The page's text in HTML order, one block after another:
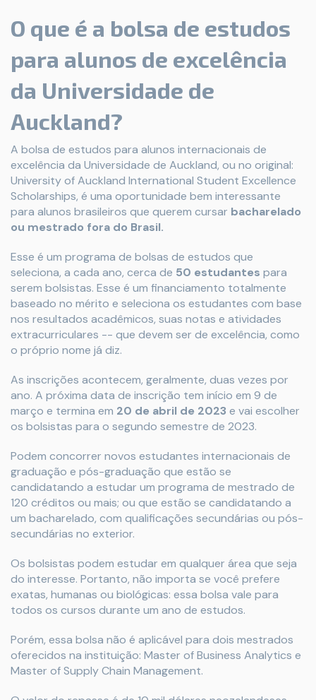
O que é a bolsa de estudos
para alunos de excelência
da Universidade de
Auckland?
A bolsa de estudos para alunos internacionais de
excelência da Universidade de Auckland, ou no original:
University of Auckland International Student Excellence
Scholarships, é uma oportunidade bem interessante
para alunos brasileiros que querem cursar bacharelado
ou mestrado fora do Brasil.
Esse é um programa de bolsas de estudos que
seleciona, a cada ano, cerca de 50 estudantes para
serem bolsistas. Esse é um financiamento totalmente
baseado no mérito e seleciona os estudantes com base
nos resultados acadêmicos, suas notas e atividades
extracurriculares -- que devem ser de excelência, como
o próprio nome já diz.
As inscrições acontecem, geralmente, duas vezes por
ano. A próxima data de inscrição tem início em 9 de
março e termina em 20 de abril de 2023 e vai escolher
os bolsistas para o segundo semestre de 2023.
Podem concorrer novos estudantes internacionais de
graduação e pós-graduação que estão se
candidatando a estudar um programa de mestrado de
120 créditos ou mais; ou que estão se candidatando a
um bacharelado, com qualificações secundárias ou pós-
secundárias no exterior.
Os bolsistas podem estudar em qualquer área que seja
do interesse. Portanto, não importa se você prefere
exatas, humanas ou biológicas: essa bolsa vale para
todos os cursos durante um ano de estudos.
Porém, essa bolsa não é aplicável para dois mestrados
oferecidos na instituição: Master of Business Analytics e
Master of Supply Chain Management.